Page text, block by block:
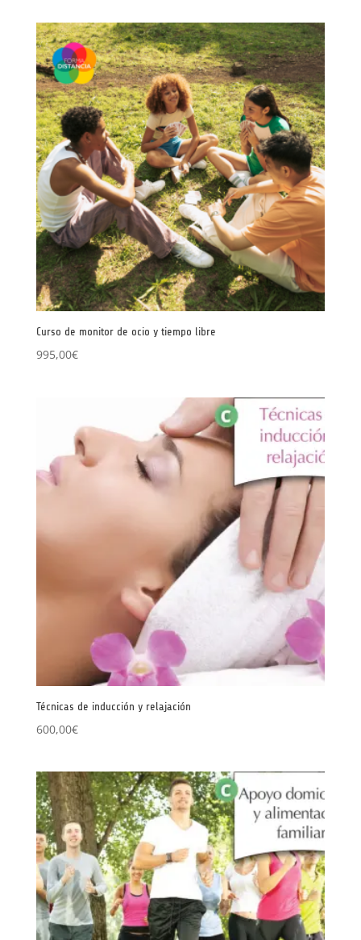
Curso de monitor de ocio y tiempo libre
995,00€
Técnicas de inducción y relajación
600,00€